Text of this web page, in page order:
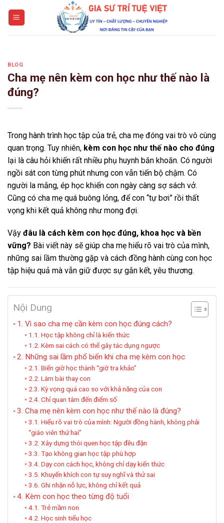
BLOG
Cha mẹ nên kèm con học như thế nào là
đúng?
Trong hành trình học tập của trẻ, cha mẹ đóng vai trò vô cùng
quan trọng. Tuy nhiên, kèm con học như thế nào cho đúng
lại là câu hỏi khiến rất nhiều phụ huynh băn khoăn. Có người
ngồi sát con từng phút nhưng con vẫn tiến bộ chậm. Có
người la mắng, ép học khiến con ngày càng sợ sách vở.
Cũng có cha mẹ quá buông lỏng, để con “tự bơi” rồi thất
vọng khi kết quả không như mong đợi.
Vậy đâu là cách kèm con học đúng, khoa học và bền
vững? Bài viết này sẽ giúp cha mẹ hiểu rõ vai trò của mình,
những sai lầm thường gặp và cách đồng hành cùng con học
tập hiệu quả mà vẫn giữ được sự gắn kết, yêu thương.
Nội Dung
1. Vì sao cha mẹ cần kèm con học đúng cách?
1.1. Học tập không chỉ là kiến thức
1.2. Kèm sai cách có thể gây tác dụng ngược
2. Những sai lầm phổ biến khi cha mẹ kèm con học
2.1. Biến giờ học thành “giờ tra khảo”
2.2. Làm bài thay con
2.3. Kỳ vọng quá cao so với khả năng của con
2.4. Chỉ quan tâm đến điểm số
3. Cha mẹ nên kèm con học như thế nào là đúng?
3.1. Hiểu rõ vai trò của mình: Người đồng hành, không phải
“giáo viên thứ hai”
3.2. Xây dựng thói quen học tập đều đặn
3.3. Tạo không gian học tập phù hợp
3.4. Dạy con cách học, không chỉ dạy kiến thức
3.5. Khuyến khích con tự suy nghĩ và thử sai
3.6. Ghi nhận nỗ lực, không chỉ kết quả
4. Kèm con học theo từng độ tuổi
4.1. Trẻ mầm non
4.2. Học sinh tiểu học